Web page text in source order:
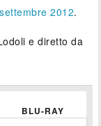
settembre 2012.
e diretto da
BLU-RAY